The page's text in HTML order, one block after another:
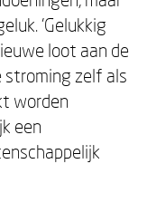
'Gelukkig
loot aan de
stroming zelf als
worden
een